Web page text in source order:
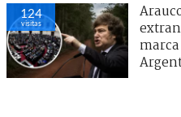
124
visitas